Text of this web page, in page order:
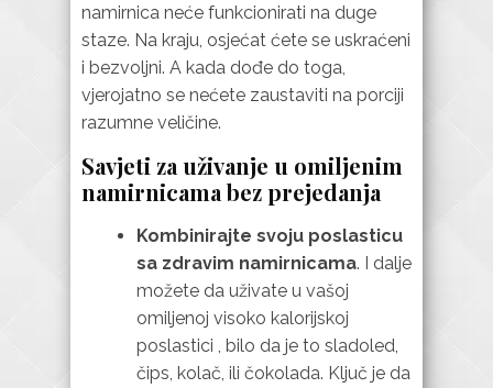
namirnica neće funkcionirati na duge
staze. Na kraju, osjećat ćete se uskraćeni
i bezvoljni. A kada dođe do toga,
vjerojatno se nećete zaustaviti na porciji
razumne veličine.
Savjeti za uživanje u omiljenim
namirnicama bez prejedanja
Kombinirajte svoju poslasticu
sa zdravim namirnicama. I dalje
možete da uživate u vašoj
omiljenoj visoko kalorijskoj
poslastici , bilo da je to sladoled,
čips, kolač, ili čokolada. Ključ je da